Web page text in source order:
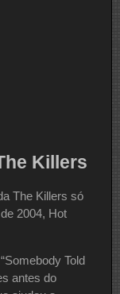
Killers
The Killers só
2004, Hot
Told
antes do